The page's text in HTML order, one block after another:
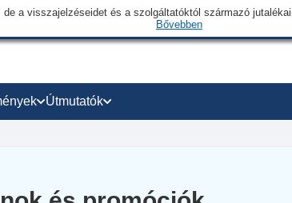
a visszajelzéseidet és a szolgáltatóktól származó
Bővebben
Útmutatók